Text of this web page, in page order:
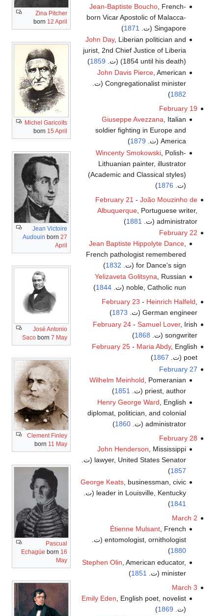
Zina Pitcher
born 12 April
Michel Garicoïts
born 15 April
Jean Victoire
Audouin born 27
April
José Antonio
Saco born 7 May
Clement Finley
born 11 May
Pascual
Echagüe born 16
May
Jean-Baptiste Boucho , French-
born Vicar Apostolic of Malacca-
Singapore (ت.
1871
)
John Day, Liberian politician and
jurist, 2nd Chief Justice of Liberia
(1854 until his death) (ت.
1859
)
John Davis Pierce, American
Congregationalist minister (ت.
1882
)
February 19
Giuseppe Avezzana, Italian
soldier fighting in Europe and
America (ت.
1879
)
Wincenty Smokowski , Polish-
Lithuanian painter, illustrator
(Academic and Classical styles)
(ت. 1876
)
February 21 - João Mouzinho de
Albuquerque, Portuguese writer,
administrator (ت.
1881
)
February 22
Jean Baptiste Hippolyte Dance
French pathologist remembered
for Dance's sign (ت.
1832
)
Yelizaveta Golitsyna, Russian
noble, Catholic nun (ت.
1844
)
February 23 - Heinrich Halfeld,
German engineer (ت.
1873
)
February 24- Samuel Lover, Irish
songwriter (ت.
1868
)
February 25- Maria Abdy, English
poet (ت.
1867
)
February 27
Wilhelm Meinhold , Pomeranian
priest, author (ت.
1851
)
Henry George Ward , English
diplomat, politician, and colonial
administrator (ت.
1860
)
February 28
John Henderson , Mississippi
lawyer, United States Senator (ت.
1857
)
George Keats, businessman, civic
leader in Louisville, Kentucky (ت.
1841
)
March 2
Étienne Mulsant, French
entomologist, ornithologist (ت.
1880
)
Stephen Olin , American educator,
minister (ت.
1851
)
March 3
Emily Eden , English poet, novelist
(ت. 1869
)